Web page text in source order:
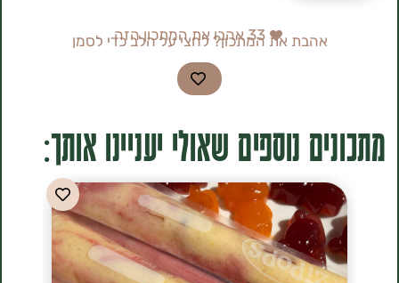
33אהבו את המתכון הזה
אהבת את המתכון? לחצי על הלב כדי לסמן
נוספים שאולי יעניינו אותך: